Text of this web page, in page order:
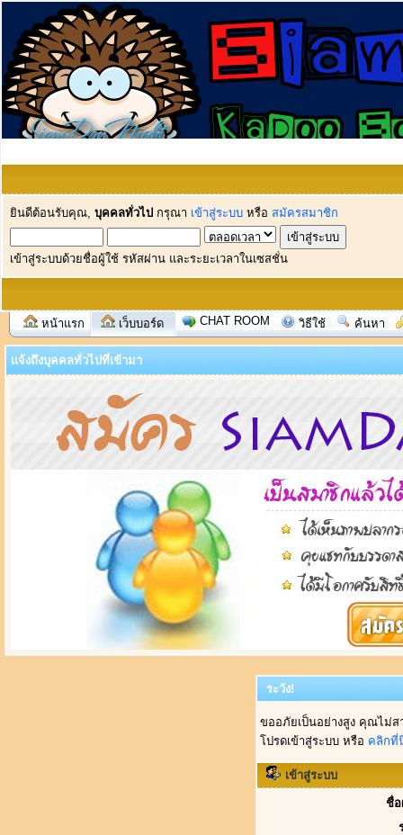
ยินดีต้อนรับคุณ, บุคคลทั่วไป กรุณา เข้าสู่ระบบ หรือ สมัครสมาชิก
เข้าสู่ระบบด้วยชื่อผู้ใช้ รหัสผ่าน และระยะเวลาในเซสชั่น
หน้าแรก เว็บบอร์ด CHAT ROOM วิธีใช้ ค้นหา
แจ้งถึงบุคคลทั่วไปที่เข้ามา
ระวัง!
ขออภัยเป็นอย่างสูง คุณไม่
โปรดเข้าสู่ระบบ หรือ คลิกที่
เข้าสู่ระบบ
ชื่อ